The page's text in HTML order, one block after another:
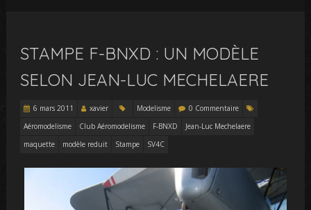
STAMPE F-BNXD : UN MODÈLE
SELON JEAN-LUC MECHELAERE
6 mars 2011 xavier Modelisme
0 Commentaire
Aéromodelisme
Club Aéromodelisme F-BNXD
Jean-Luc Mechelaere
maquette
modèle reduit Stampe SV4C